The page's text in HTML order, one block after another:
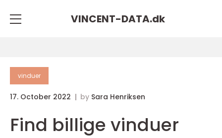
VINCENT-DATA.dk
vinduer
17. October 2022 by Sara Henriksen
Find billige vinduer